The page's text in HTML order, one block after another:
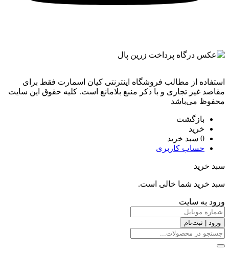
استفاده از مطالب فروشگاه اینترنتی کیان اسمارت فقط برای
مقاصد غیر تجاری و با ذکر منبع بلامانع است. کليه حقوق اين سايت
محفوظ می‌باشد
بازگشت
خرید
0 سبد خرید
حساب کاربری
سبد خرید
سبد خرید شما خالی است.
ورود به سایت
ورود | ثبت‌نام